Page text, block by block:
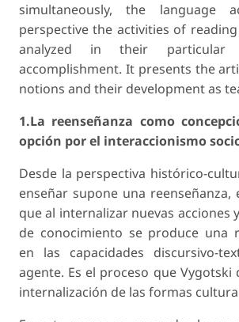
simultaneously, the language
perspective the activities of
analyzed in their particular
accomplishment. It presents the
notions and their development as
1.La reenseñanza como
opción por el interaccionismo
Desde la perspectiva histórico-
enseñar supone una reenseñanza,
que al internalizar nuevas acciones
de conocimiento se produce una
en las capacidades discursivo-
agente. Es el proceso que Vygotski
internalización de las formas